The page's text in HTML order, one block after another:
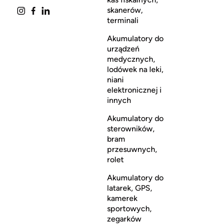
skanerów,
terminali
Akumulatory do
urządzeń
medycznych,
lodówek na leki,
niani
elektronicznej i
innych
Akumulatory do
sterowników,
bram
przesuwnych,
rolet
Akumulatory do
latarek, GPS,
kamerek
sportowych,
zegarków